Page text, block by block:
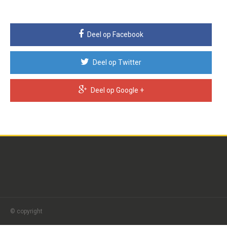
Deel op Facebook
Deel op Twitter
Deel op Google +
© copyright